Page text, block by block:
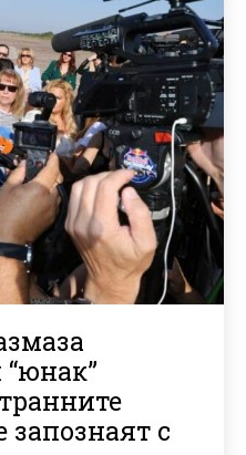
запознаят с